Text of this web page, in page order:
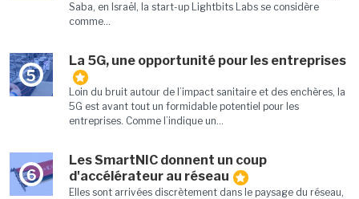
Saba, en Israël, la start-up Lightbits Labs se considère
comme...
5
La 5G, une opportunité pour les entreprises
Loin du bruit autour de l’impact sanitaire et des enchères, la
5G est avant tout un formidable potentiel pour les
entreprises. Comme l’indique un...
6
Les SmartNIC donnent un coup
d'accélérateur au réseau
Elles sont arrivées discrètement dans le paysage du réseau,